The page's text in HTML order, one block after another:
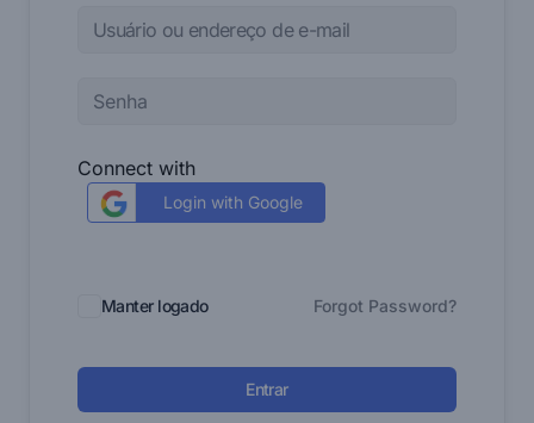
Connect with
Login with Google
Manter logado Forgot Password?
Entrar